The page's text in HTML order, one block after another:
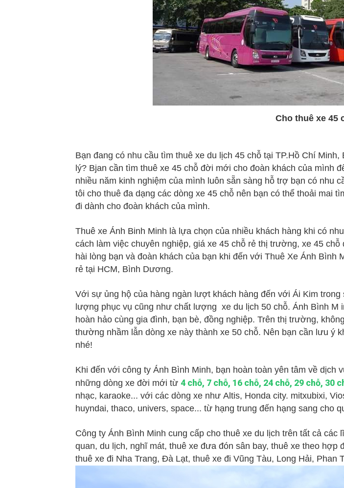
Cho thuê xe 45
Bạn đang có nhu cầu tìm thuê xe du lịch 45 chỗ tại TP.Hồ Chí
lý? Bjan cần tìm thuê xe 45 chỗ đời mới cho đoàn khách của mình
nhiều năm kinh nghiệm của mình luôn sẵn sàng hỗ trợ bạn có nhu
tôi cho thuê đa dạng các dòng xe 45 chỗ nên bạn có thể thoải mai
đi dành cho đoàn khách của mình.
Thuê xe Ánh Binh Minh là lựa chọn của nhiều khách hàng khi có
cách làm việc chuyên nghiệp, giá xe 45 chỗ rẻ thị trường, xe 45
hài lòng bạn và đoàn khách của bạn khi đến với Thuê Xe Ánh
rẻ tại HCM, Bình Dương.
Với sự ủng hộ của hàng ngàn lượt khách hàng đến với Ái Kim
lượng phục vụ cũng như chất lượng xe du lịch 50 chỗ. Ánh Bình M
hoàn hảo cùng gia đình, bạn bè, đồng nghiệp. Trên thị trường,
thường nhầm lẫn dòng xe này thành xe 50 chỗ. Nên bạn cần lưu ý
nhé!
Khi đến với công ty Ánh Bình Minh, bạn hoàn toàn yên tâm về dịch
những dòng xe đời mới từ4 chỗ, 7 chỗ, 16 chỗ, 24 chỗ, 29 chỗ, 30
nhạc, karaoke... với các dòng xe như Altis, Honda city. mitxubixi,
huyndai, thaco, univers, space... từ hạng trung đến hạng sang cho
Công ty Ánh Bình Minh cung cấp cho thuê xe du lịch trên tất cả
quan, du lịch, nghĩ mát, thuê xe đưa đón sân bay, thuê xe theo hợp
thuê xe đi Nha Trang, Đà Lạt, thuê xe đi Vũng Tàu, Long Hải, Phan